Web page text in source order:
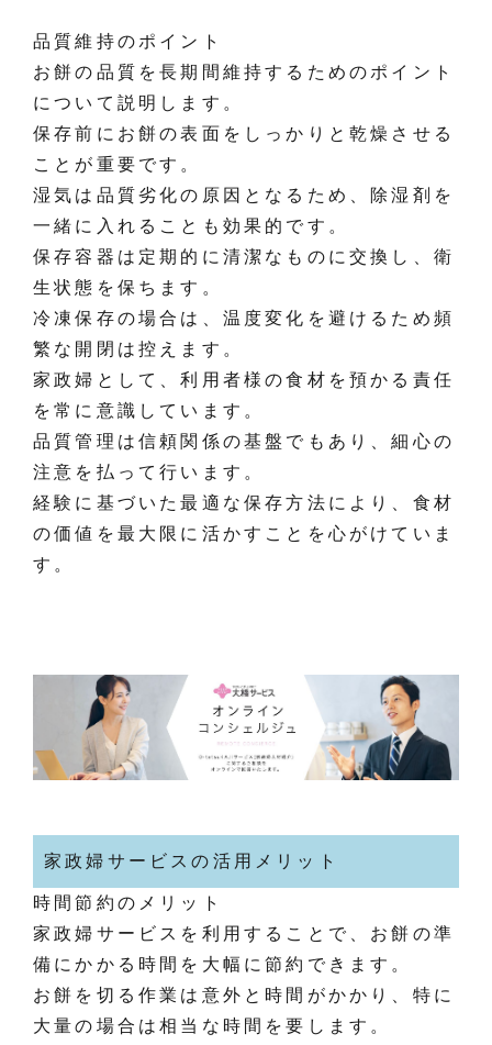
品質維持のポイント
お餅の品質を長期間維持するためのポイント
について説明します。
保存前にお餅の表面をしっかりと乾燥させる
ことが重要です。
湿気は品質劣化の原因となるため、除湿剤を
一緒に入れることも効果的です。
保存容器は定期的に清潔なものに交換し、衛
生状態を保ちます。
冷凍保存の場合は、温度変化を避けるため頻
繁な開閉は控えます。
家政婦として、利用者様の食材を預かる責任
を常に意識しています。
品質管理は信頼関係の基盤でもあり、細心の
注意を払って行います。
経験に基づいた最適な保存方法により、食材
の価値を最大限に活かすことを心がけていま
す。
家政婦サービスの活用メリット
時間節約のメリット
家政婦サービスを利用することで、お餅の準
備にかかる時間を大幅に節約できます。
お餅を切る作業は意外と時間がかかり、特に
大量の場合は相当な時間を要します。